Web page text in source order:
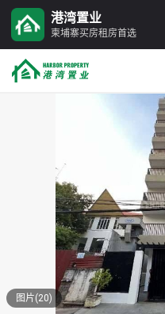
港湾置业
柬埔寨买房租房首选
图片(20)